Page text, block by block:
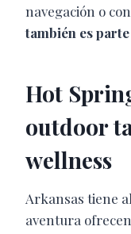
navegación o
también es
Hot
outdoor
wellness
Arkansas tiene
aventura